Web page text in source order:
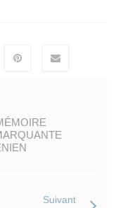
Suivant